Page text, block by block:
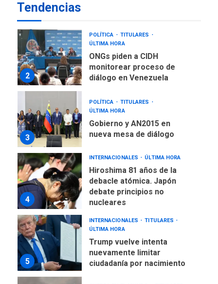
Tendencias
1
2
POLÍTICA
TITULARES
ÚLTIMA HORA
ONGs piden a CIDH
monitorear proceso de
diálogo en Venezuela
3
POLÍTICA
TITULARES
ÚLTIMA HORA
Gobierno y AN2015 en
nueva mesa de diálogo
4
INTERNACIONALES ÚLTIMA HORA
Hiroshima 81 años de la
debacle atómica. Japón
debate principios no
nucleares
5
INTERNACIONALES
TITULARES
ÚLTIMA HORA
Trump vuelve intenta
nuevamente limitar
ciudadanía por nacimiento